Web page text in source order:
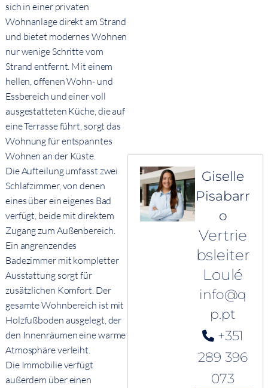
sich in einer privaten
Wohnanlage direkt am Strand
und bietet modernes Wohnen
nur wenige Schritte vom
Strand entfernt. Mit einem
hellen, offenen Wohn- und
Essbereich und einer voll
ausgestatteten Küche, die auf
eine Terrasse führt, sorgt das
Wohnung für entspanntes
Wohnen an der Küste.
Die Aufteilung umfasst zwei
Schlafzimmer, von denen
eines über ein eigenes Bad
verfügt, beide mit direktem
Zugang zum Außenbereich.
Ein angrenzendes
Badezimmer mit kompletter
Ausstattung sorgt für
zusätzlichen Komfort. Der
gesamte Wohnbereich ist mit
Holzfußboden ausgelegt, der
den Innenräumen eine warme
Atmosphäre verleiht.
Die Immobilie verfügt
außerdem über einen
Giselle
Pisabarr
o
Vertrie
bsleiter
Loulé
info@q
p.pt
+351
289 396
073